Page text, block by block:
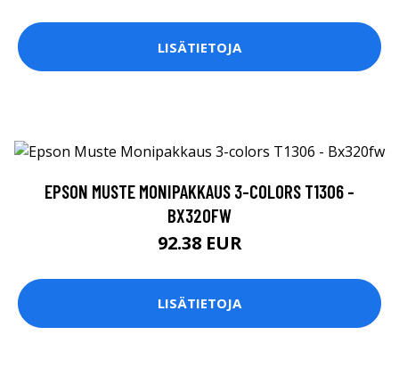
LISÄTIETOJA
EPSON MUSTE MONIPAKKAUS 3-COLORS T1306 -
BX320FW
92.38 EUR
LISÄTIETOJA